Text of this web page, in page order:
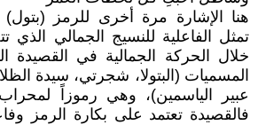
هنا الإشارة مرة أخرى للرمز (بتول)
تمثل الفاعلية للنسيج الجمالي الذي
خلال الحركة الجمالية في القصيدة
المسميات (البتولا، شجرتي، سيدة
عبير الياسمين)، وهي رموزاً
فالقصيدة تعتمد على بكارة الرمز